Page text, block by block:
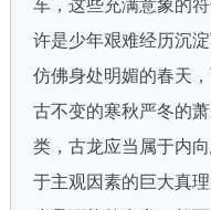
车，这些充满意象的
许是少年艰难经历沉
仿佛身处明媚的春天
古不变的寒秋严冬的
类，古龙应当属于内
于主观因素的巨大真